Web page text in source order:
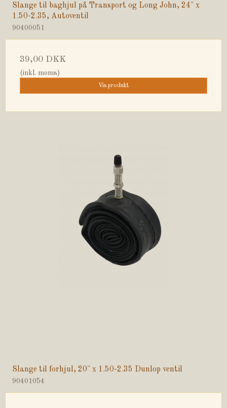
Slange til baghjul på Transport og Long John, 24" x
1.50-2.35, Autoventil
90400051
39,00 DKK
(inkl. moms)
Vis produkt
Slange til forhjul, 20" x 1.50-2.35 Dunlop ventil
90401054